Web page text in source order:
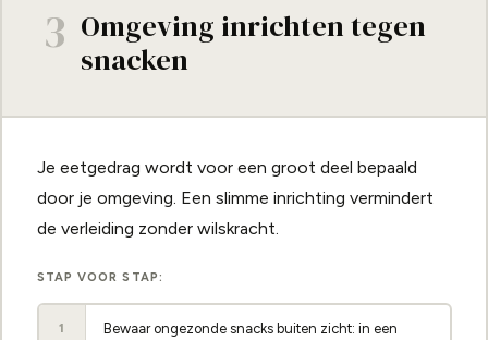
3 Omgeving inrichten tegen
snacken
Je eetgedrag wordt voor een groot deel bepaald
door je omgeving. Een slimme inrichting vermindert
de verleiding zonder wilskracht.
STAP VOOR STAP:
1
Bewaar ongezonde snacks buiten zicht: in een